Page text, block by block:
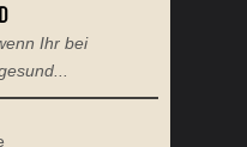
Ihr bei